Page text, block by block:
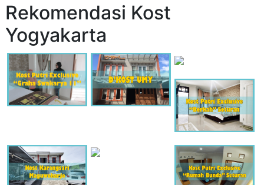
Rekomendasi Kost
Yogyakarta